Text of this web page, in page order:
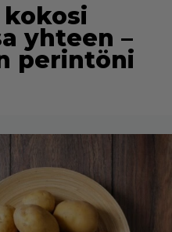
yhteen –
perintöni